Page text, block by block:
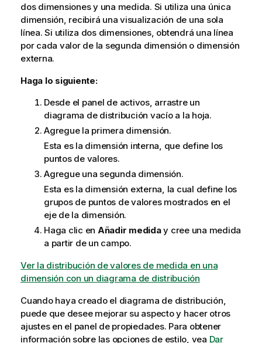
dos dimensiones y una medida. Si utiliza una única
dimensión, recibirá una visualización de una sola
línea. Si utiliza dos dimensiones, obtendrá una línea
por cada valor de la segunda dimensión o dimensión
externa.
Haga lo siguiente:
Desde el panel de activos, arrastre un
diagrama de distribución vacío a la hoja.
Agregue la primera dimensión.
Esta es la dimensión interna, que define los
puntos de valores.
Agregue una segunda dimensión.
Esta es la dimensión externa, la cual define los
grupos de puntos de valores mostrados en el
eje de la dimensión.
Haga clic en Añadir mediday cree una medida
a partir de un campo.
Ver la distribución de valores de medida en una
dimensión con un diagrama de distribución
Cuando haya creado el diagrama de distribución,
puede que desee mejorar su aspecto y hacer otros
ajustes en el panel de propiedades. Para obtener
información sobre las opciones de estilo, vea Dar